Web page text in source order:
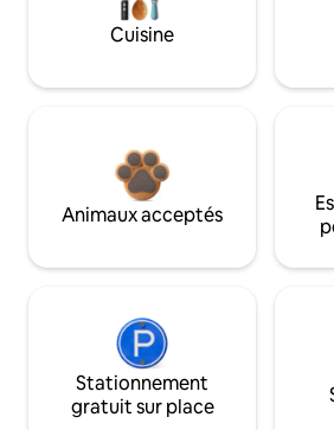
Cuisine
Animaux acceptés
Stationnement
gratuit sur place